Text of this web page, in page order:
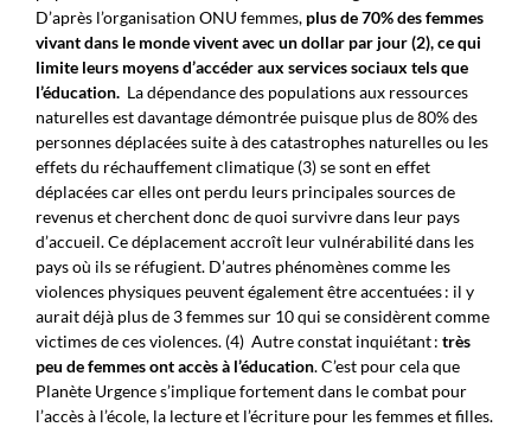
D’après l’organisation ONU femmes, plus de 70% des femmes
vivant dans le monde vivent avec un dollar par jour (2), ce qui
limite leurs moyens d’accéder aux services sociaux tels que
l’éducation. La dépendancedes populations aux ressources
naturelles est davantage démontrée puisque plus de80% des
personnes déplacées suite à des catastrophes naturelles ou les
effets du réchauffement climatique (3) sesont en effet
déplacées car elles ont perdu leurs principales sources de
revenus et cherchent donc de quoi survivre dans leur pays
d’accueil.Ce déplacement accroît leur vulnérabilité dans les
pays où ils se réfugient. D’autres phénomènes comme les
violences physiques peuvent également être accentuées : il y
aurait déjà plus de 3 femmes sur 10 qui se considèrent comme
victimes de ces violences. (4) Autre constat inquiétant : très
peu de femmes ontaccèsà l’éducation. C’est pour cela que
Planète Urgence s’implique fortement dans le combat pour
l’accès à l’école, la lecture et l’écriture pour les femmes et filles.